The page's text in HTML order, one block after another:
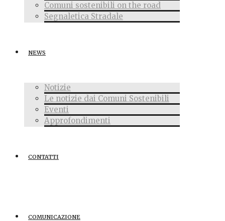
Comuni sostenibili on the road
Segnaletica Stradale
NEWS
Notizie
Le notizie dai Comuni Sostenibili
Eventi
Approfondimenti
CONTATTI
COMUNICAZIONE